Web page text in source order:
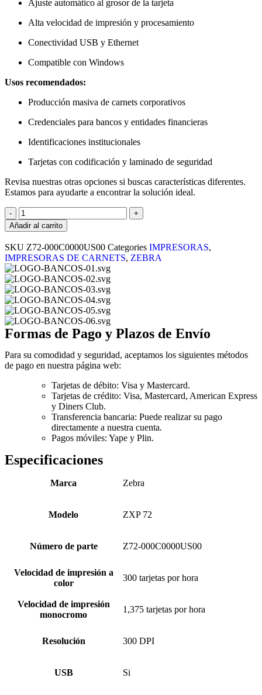
Ajuste automático al grosor de la tarjeta
Alta velocidad de impresión y procesamiento
Conectividad USB y Ethernet
Compatible con Windows
Usos recomendados:
Producción masiva de carnets corporativos
Credenciales para bancos y entidades financieras
Identificaciones institucionales
Tarjetas con codificación y laminado de seguridad
Revisa nuestras otras opciones si buscas características diferentes.
Estamos para ayudarte a encontrar la solución ideal.
Añadir al carrito
SKU Z72-000C0000US00 Categories IMPRESORAS,
IMPRESORAS DE CARNETS, ZEBRA
Formas de Pago y Plazos de Envío
Para su comodidad y seguridad, aceptamos los siguientes métodos
de pago en nuestra página web:
Tarjetas de débito: Visa y Mastercard.
Tarjetas de crédito: Visa, Mastercard, American Express
y Diners Club.
Transferencia bancaria: Puede realizar su pago
directamente a nuestra cuenta.
Pagos móviles: Yape y Plin.
Especificaciones
Marca Zebra
Modelo ZXP 72
Número de parte Z72-000C0000US00
Velocidad de impresión a
color
300 tarjetas por hora
Velocidad de impresión
monocromo
1,375 tarjetas por hora
Resolución 300 DPI
USB Si